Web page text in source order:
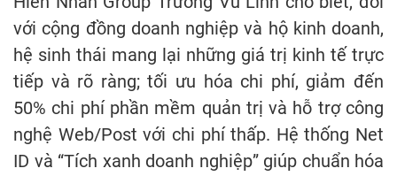
với cộng đồng doanh nghiệp và hộ kinh doanh,
hệ sinh thái mang lại những giá trị kinh tế trực
tiếp và rõ ràng; tối ưu hóa chi phí, giảm đến
50% chi phí phần mềm quản trị và hỗ trợ công
nghệ Web/Post với chi phí thấp. Hệ thống Net
ID và “Tích xanh doanh nghiệp” giúp chuẩn hóa